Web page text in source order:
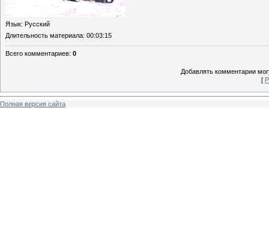
Язык: Русский
Длительность материала: 00:03:15
Всего комментариев: 0
Добавлять комментарии
[
Полная версия сайта